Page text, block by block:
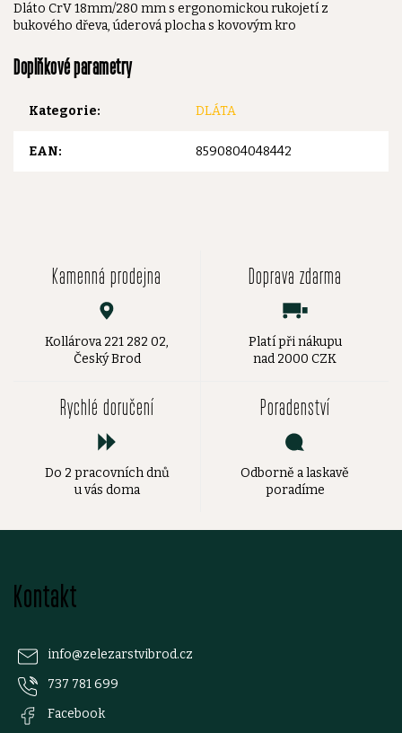
Dláto CrV 18mm/280 mm s ergonomickou rukojetí z
bukového dřeva, úderová plocha s kovovým kro
Doplňkové parametry
Kategorie: DLÁTA
EAN: 8590804048442
Kamenná prodejna
Kollárova 221 282 02,
Český Brod
Doprava zdarma
Platí při nákupu
nad 2000 CZK
Rychlé doručení
Do 2 pracovních dnů
u vás doma
Poradenství
Odborně a laskavě
poradíme
Kontakt
info@zelezarstvibrod.cz
737 781 699
Facebook